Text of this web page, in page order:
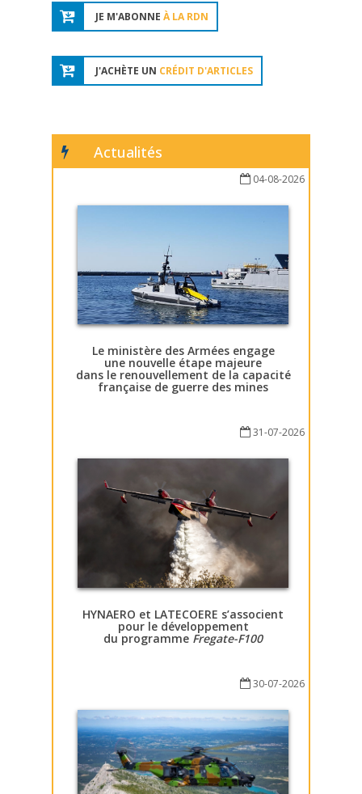
JE M'ABONNE À LA RDN
J'ACHÈTE UN CRÉDIT D'ARTICLES
Actualités
04-08-2026
Le ministère des Armées engage
une nouvelle étape majeure
dans le renouvellement de la capacité
française de guerre des mines
31-07-2026
HYNAERO et LATECOERE s’associent
pour le développement
du programme Fregate-F100
30-07-2026